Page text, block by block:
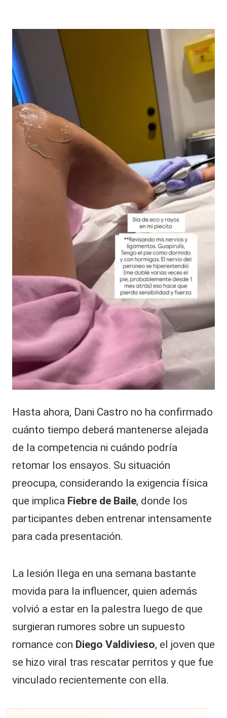
Hasta ahora, Dani Castro no ha confirmado
cuánto tiempo deberá mantenerse alejada
de la competencia ni cuándo podría
retomar los ensayos. Su situación
preocupa, considerando la exigencia física
que implica Fiebre de Baile, donde los
participantes deben entrenar intensamente
para cada presentación.
La lesión llega en una semana bastante
movida para la influencer, quien además
volvió a estar en la palestra luego de que
surgieran rumores sobre un supuesto
romance con Diego Valdivieso, el joven que
se hizo viral tras rescatar perritos y que fue
vinculado recientemente con ella.